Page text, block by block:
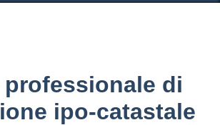
professionale di
ipo-catastale